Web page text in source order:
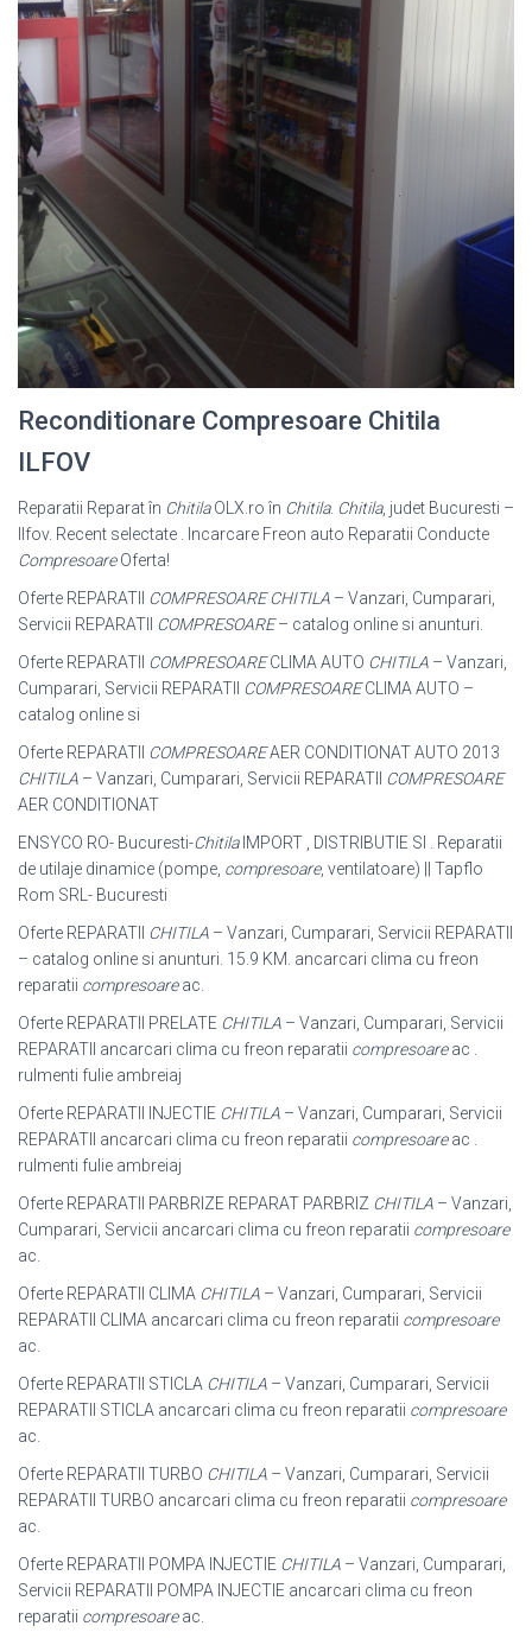
Reconditionare Compresoare Chitila
ILFOV
Reparatii Reparat în ChitilaOLX.ro în Chitila. Chitila, judet Bucuresti –
Ilfov. Recent selectate . Incarcare Freon auto Reparatii Conducte
CompresoareOferta!
Oferte REPARATII COMPRESOARE CHITILA – Vanzari, Cumparari,
Servicii REPARATII COMPRESOARE– catalog online si anunturi.
Oferte REPARATII COMPRESOARECLIMA AUTO CHITILA – Vanzari,
Cumparari, Servicii REPARATII COMPRESOARECLIMA AUTO –
catalog online si
Oferte REPARATII COMPRESOAREAER CONDITIONAT AUTO 2013
CHITILA – Vanzari, Cumparari, Servicii REPARATII COMPRESOARE
AER CONDITIONAT
ENSYCO RO- Bucuresti-ChitilaIMPORT , DISTRIBUTIE SI . Reparatii
de utilaje dinamice (pompe, compresoare, ventilatoare) || Tapflo
Rom SRL- Bucuresti
Oferte REPARATII CHITILA – Vanzari, Cumparari, Servicii REPARATII
– catalog online si anunturi. 15.9 KM. ancarcari clima cu freon
reparatii compresoareac.
Oferte REPARATII PRELATE CHITILA – Vanzari, Cumparari, Servicii
REPARATII ancarcari clima cu freon reparatii compresoareac .
rulmenti fulie ambreiaj
Oferte REPARATII INJECTIE CHITILA – Vanzari, Cumparari, Servicii
REPARATII ancarcari clima cu freon reparatii compresoareac .
rulmenti fulie ambreiaj
Oferte REPARATII PARBRIZE REPARAT PARBRIZ CHITILA – Vanzari,
Cumparari, Servicii ancarcari clima cu freon reparatii compresoare
ac.
Oferte REPARATII CLIMA CHITILA – Vanzari, Cumparari, Servicii
REPARATII CLIMA ancarcari clima cu freon reparatii compresoare
ac.
Oferte REPARATII STICLA CHITILA – Vanzari, Cumparari, Servicii
REPARATII STICLA ancarcari clima cu freon reparatii compresoare
ac.
Oferte REPARATII TURBO CHITILA – Vanzari, Cumparari, Servicii
REPARATII TURBO ancarcari clima cu freon reparatii compresoare
ac.
Oferte REPARATII POMPA INJECTIE CHITILA – Vanzari, Cumparari,
Servicii REPARATII POMPA INJECTIE ancarcari clima cu freon
reparatii compresoareac.